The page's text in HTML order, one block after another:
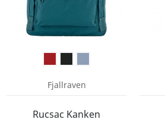
Fjallraven
Rucsac Kanken